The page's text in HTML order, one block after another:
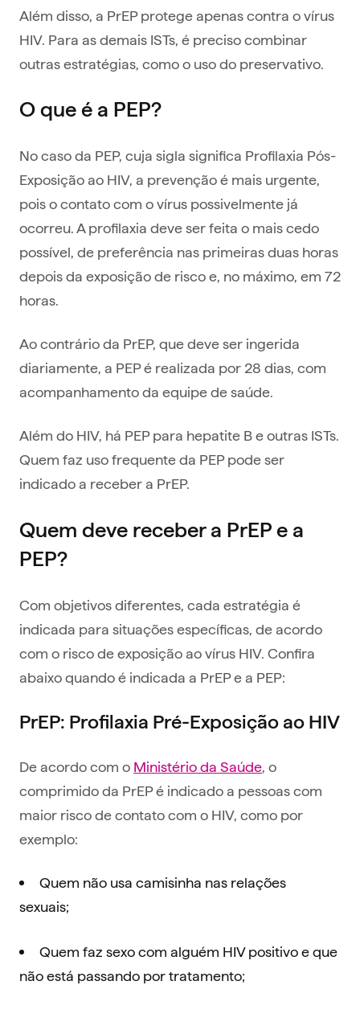
Além disso, a PrEP protege apenas contra o vírus
HIV. Para as demais ISTs, é preciso combinar
outras estratégias, como o uso do preservativo.
O que é a PEP?
No caso da PEP, cuja sigla significa Profilaxia Pós-
Exposição ao HIV, a prevenção é mais urgente,
pois o contato com o vírus possivelmente já
ocorreu. A profilaxia deve ser feita o mais cedo
possível, de preferência nas primeiras duas horas
depois da exposição de risco e, no máximo, em 72
horas.
Ao contrário da PrEP, que deve ser ingerida
diariamente, a PEP é realizada por 28 dias, com
acompanhamento da equipe de saúde.
Além do HIV, há PEP para hepatite B e outras ISTs.
Quem faz uso frequente da PEP pode ser
indicado a receber a PrEP.
Quem deve receber a PrEP e a
PEP?
Com objetivos diferentes, cada estratégia é
indicada para situações específicas, de acordo
com o risco de exposição ao vírus HIV. Confira
abaixo quando é indicada a PrEP e a PEP:
PrEP: Profilaxia Pré-Exposição ao HIV
De acordo com o Ministério da Saúde, o
comprimido da PrEP é indicado a pessoas com
maior risco de contato com o HIV, como por
exemplo:
Quem não usa camisinha nas relações
sexuais;
Quem faz sexo com alguém HIV positivo e que
não está passando por tratamento;